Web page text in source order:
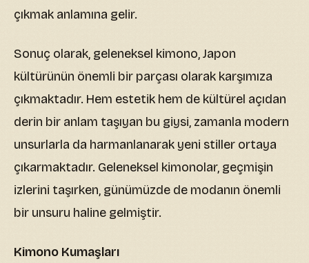
çıkmak anlamına gelir.
Sonuç olarak, geleneksel kimono, Japon
kültürünün önemli bir parçası olarak karşımıza
çıkmaktadır. Hem estetik hem de kültürel açıdan
derin bir anlam taşıyan bu giysi, zamanla modern
unsurlarla da harmanlanarak yeni stiller ortaya
çıkarmaktadır. Geleneksel kimonolar, geçmişin
izlerini taşırken, günümüzde de modanın önemli
bir unsuru haline gelmiştir.
Kimono Kumaşları